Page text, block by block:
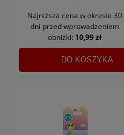
Najniższa cena w okresie 30
dni przed wprowadzeniem
obniżki: 10,99 zł
DO KOSZYKA